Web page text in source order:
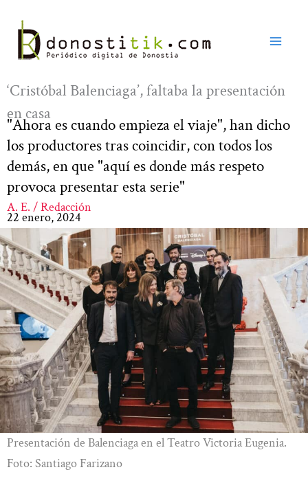
contenido
‘Cristóbal Balenciaga’, faltaba la presentación
en casa
"Ahora es cuando empieza el viaje", han dicho
los productores tras coincidir, con todos los
demás, en que "aquí es donde más respeto
provoca presentar esta serie"
A. E. / Redacción
22 enero, 2024
Presentación de Balenciaga en el Teatro Victoria Eugenia.
Foto: Santiago Farizano